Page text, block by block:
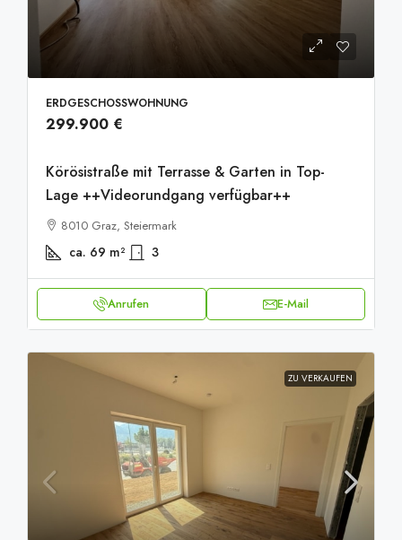
ERDGESCHOSSWOHNUNG
299.900 €
Körösistraße mit Terrasse & Garten in Top-
Lage ++Videorundgang verfügbar++
8010 Graz, Steiermark
ca. 69 m² 3
Anrufen E-Mail
ZU VERKAUFEN